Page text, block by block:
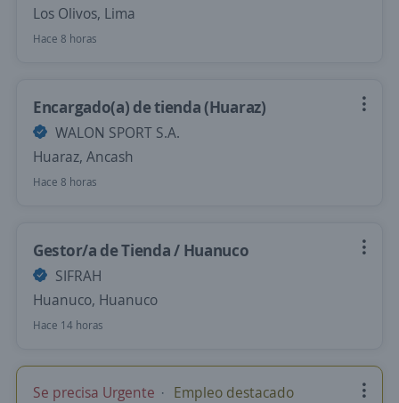
Los Olivos, Lima
Hace 8 horas
Encargado(a) de tienda (Huaraz)
WALON SPORT S.A.
Huaraz, Ancash
Hace 8 horas
Gestor/a de Tienda / Huanuco
SIFRAH
Huanuco, Huanuco
Hace 14 horas
Se precisa Urgente Empleo destacado